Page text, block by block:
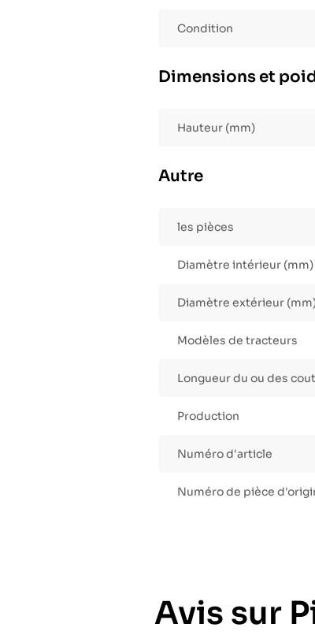
Condition
Dimensions et
Hauteur (mm)
Autre
les pièces
Diamètre intérieur (mm)
Diamètre extérieur
Modèles de tracteurs
Longueur du ou des
Production
Numéro d'article
Numéro de pièce
Avis sur